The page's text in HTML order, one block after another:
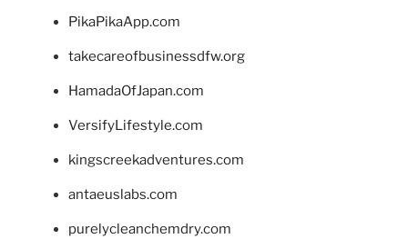
PikaPikaApp.com
takecareofbusinessdfw.org
HamadaOfJapan.com
VersifyLifestyle.com
kingscreekadventures.com
antaeuslabs.com
purelycleanchemdry.com